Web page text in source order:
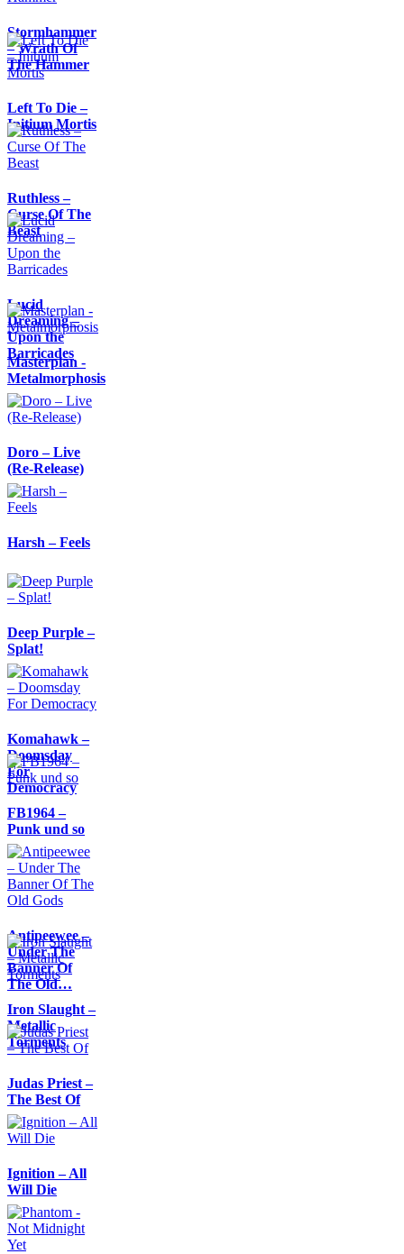
Stormhammer
– Wrath Of
The Hammer
Left To Die –
Initium Mortis
Ruthless –
Curse Of The
Beast
Lucid
Dreaming –
Upon the
Barricades
Masterplan -
Metalmorphosis
Doro – Live
(Re-Release)
Harsh – Feels
Deep Purple –
Splat!
Komahawk –
Doomsday
For
Democracy
FB1964 –
Punk und so
Antipeewee –
Under The
Banner Of
The Old…
Iron Slaught –
Metallic
Torments
Judas Priest –
The Best Of
Ignition – All
Will Die